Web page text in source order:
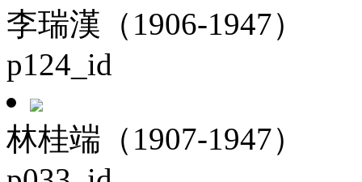
李瑞漢（1906-1947）
p124_id
林桂端（1907-1947）